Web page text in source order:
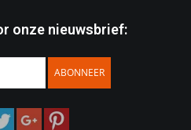
onze nieuwsbrief:
ABONNEER